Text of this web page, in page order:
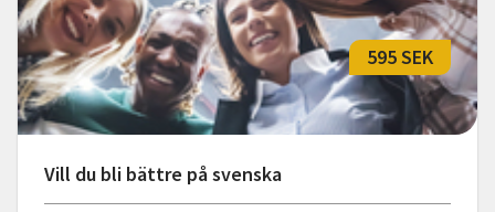
Vill du bli bättre på svenska
595 SEK